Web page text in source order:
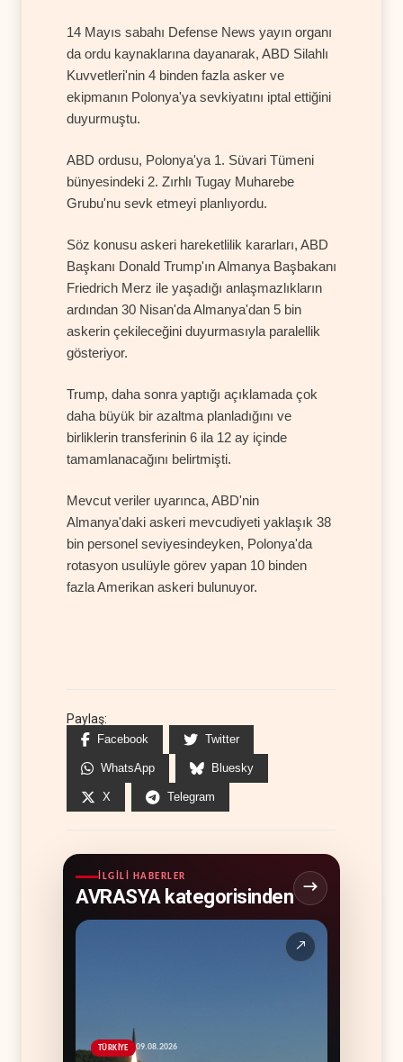
14 Mayıs sabahı Defense News yayın organı
da ordu kaynaklarına dayanarak, ABD Silahlı
Kuvvetleri'nin 4 binden fazla asker ve
ekipmanın Polonya'ya sevkiyatını iptal ettiğini
duyurmuştu.
ABD ordusu, Polonya'ya 1. Süvari Tümeni
bünyesindeki 2. Zırhlı Tugay Muharebe
Grubu'nu sevk etmeyi planlıyordu.
Söz konusu askeri hareketlilik kararları, ABD
Başkanı Donald Trump'ın Almanya Başbakanı
Friedrich Merz ile yaşadığı anlaşmazlıkların
ardından 30 Nisan'da Almanya'dan 5 bin
askerin çekileceğini duyurmasıyla paralellik
gösteriyor.
Trump, daha sonra yaptığı açıklamada çok
daha büyük bir azaltma planladığını ve
birliklerin transferinin 6 ila 12 ay içinde
tamamlanacağını belirtmişti.
Mevcut veriler uyarınca, ABD'nin
Almanya'daki askeri mevcudiyeti yaklaşık 38
bin personel seviyesindeyken, Polonya'da
rotasyon usulüyle görev yapan 10 binden
fazla Amerikan askeri bulunuyor.
Paylaş:
Facebook Twitter
WhatsApp Bluesky
X Telegram
İLGILI HABERLER
AVRASYA kategorisinden
↗
TÜRKİYE 09.08.2026